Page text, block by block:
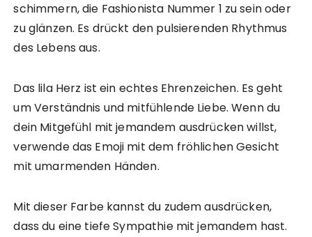
schimmern, die Fashionista Nummer 1 zu sein oder
zu glänzen. Es drückt den pulsierenden Rhythmus
des Lebens aus.
Das lila Herz ist ein echtes Ehrenzeichen. Es geht
um Verständnis und mitfühlende Liebe. Wenn du
dein Mitgefühl mit jemandem ausdrücken willst,
verwende das Emoji mit dem fröhlichen Gesicht
mit umarmenden Händen.
Mit dieser Farbe kannst du zudem ausdrücken,
dass du eine tiefe Sympathie mit jemandem hast.